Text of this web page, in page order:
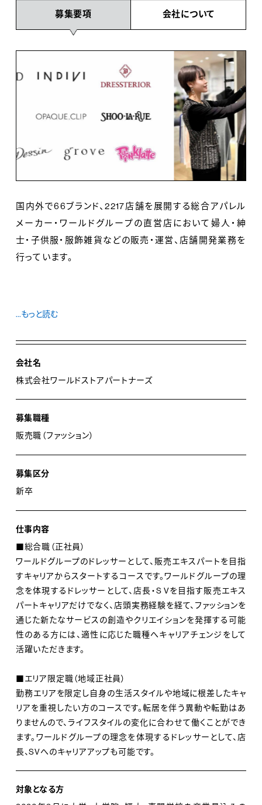
募集要項 会社について
国内外で66ブランド、2217店舗を展開する総合アパレル
メーカー・ワールドグループの直営店において婦人・紳
士・子供服・服飾雑貨などの販売・運営、店舗開発業務を
行っています。
ワールドグループは「創造全力、価値共有。つねに、その
以上、常に新しい提案をお客さまに届けている『価値創
造グループ』です。ブランド事業では、あらゆるチャネル
で、レディース、メンズ、キッズなど、幅広い世代から愛さ
ワールドグループでは、販売職のことを『Dresser（ドレッ
サー）』と呼びます。ファッションを通して、自分も磨きな
がらお客様を最高に輝かせる仕事。お客様に最高の着こ
なしを提案するために、いつも自分自身が＜最高の自分
＞でいる。そんな思いが込められています。
ティーンから憧れられる存在として輝く人もいれば、洗練
されたキャリアブランドをスタイリッシュに着こなす人も
います。店舗でこだわりのメンズブランドについて熱く語
る方もいれば、一度の接客を通じてお客様との一生の関
あり、それぞれが自分らしいスタイルを持っています。そ
れぞれの個性を最大限に輝かせられる存在であるよう、
新しい服を買うことは、新しい「私」を手に入れること。
ド）があると信じて。
...もっと読む
会社名
株式会社ワールドストアパートナーズ
募集職種
販売職（ファッション）
募集区分
新卒
仕事内容
■総合職（正社員）
ワールドグループのドレッサーとして、販売エキスパートを目指
すキャリアからスタートするコースです。ワールドグループの理
念を体現するドレッサーとして、店長・S Vを目指す販売エキス
パートキャリアだけでなく、店頭実務経験を経て、ファッションを
通じた新たなサービスの創造やクリエイションを発揮する可能
性のある方には、適性に応じた職種へキャリアチェンジをして
活躍いただきます。
■エリア限定職（地域正社員）
勤務エリアを限定し自身の生活スタイルや地域に根差したキャ
リアを重視したい方のコースです。転居を伴う異動や転勤はあ
りませんので、ライフスタイルの変化に合わせて働くことができ
ます。ワールドグループの理念を体現するドレッサーとして、店
長、SVへのキャリアアップも可能です。
対象となる方